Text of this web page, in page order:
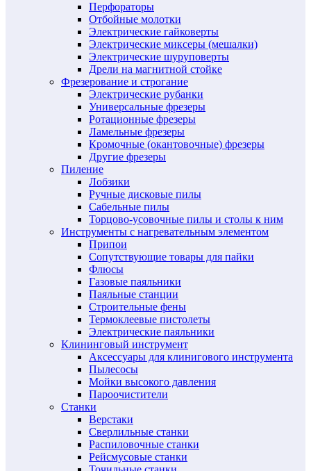
Перфораторы
Отбойные молотки
Электрические гайковерты
Электрические миксеры (мешалки)
Электрические шуруповерты
Дрели на магнитной стойке
Фрезерование и строгание
Электрические рубанки
Универсальные фрезеры
Ротационные фрезеры
Ламельные фрезеры
Кромочные (окантовочные) фрезеры
Другие фрезеры
Пиление
Лобзики
Ручные дисковые пилы
Сабельные пилы
Торцово-усовочные пилы и столы к ним
Инструменты с нагревательным элементом
Припои
Сопутствующие товары для пайки
Флюсы
Газовые паяльники
Паяльные станции
Строительные фены
Термоклеевые пистолеты
Электрические паяльники
Клининговый инструмент
Аксессуары для клинигового инструмента
Пылесосы
Мойки высокого давления
Пароочистители
Станки
Верстаки
Сверлильные станки
Распиловочные станки
Рейсмусовые станки